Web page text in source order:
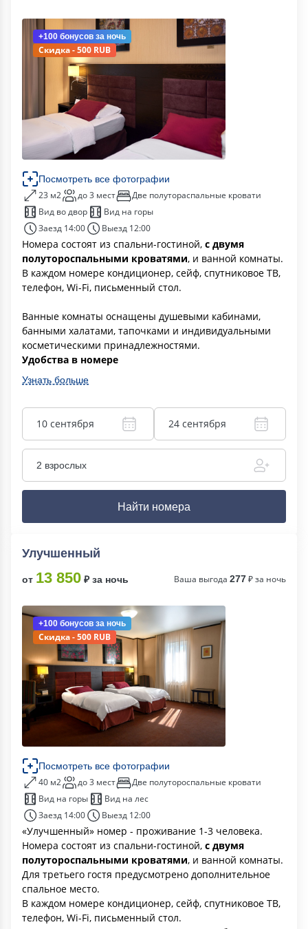
+100 бонусов за ночь
Скидка - 500 RUB
Посмотреть все фотографии
23 м2 до 3 мест
Две полутораспальные кровати
Вид во двор
Вид на горы
Заезд 14:00
Выезд 12:00
Номера состоят из спальни-гостиной, с двумя
полутороспальными кроватями, и ванной комнаты.
В каждом номере кондиционер, сейф, спутниковое ТВ,
телефон, Wi-Fi, письменный стол.
Ванные комнаты оснащены душевыми кабинами,
банными халатами, тапочками и индивидуальными
косметическими принадлежностями.
Удобства в номере
Узнать больше
10 сентября 24 сентября
2 взрослых
Найти номера
Улучшенный
от 13 850 ₽ за ночь Ваша выгода 277₽ за ночь
+100 бонусов за ночь
Скидка - 500 RUB
Посмотреть все фотографии
40 м2 до 3 мест
Две полутороспальные кровати
Вид на горы
Вид на лес
Заезд 14:00
Выезд 12:00
«Улучшенный» номер - проживание 1-3 человека.
Номера состоят из спальни-гостиной, с двумя
полутороспальными кроватями, и ванной комнаты.
Для третьего гостя предусмотрено дополнительное
спальное место.
В каждом номере кондиционер, сейф, спутниковое ТВ,
телефон, Wi-Fi, письменный стол.